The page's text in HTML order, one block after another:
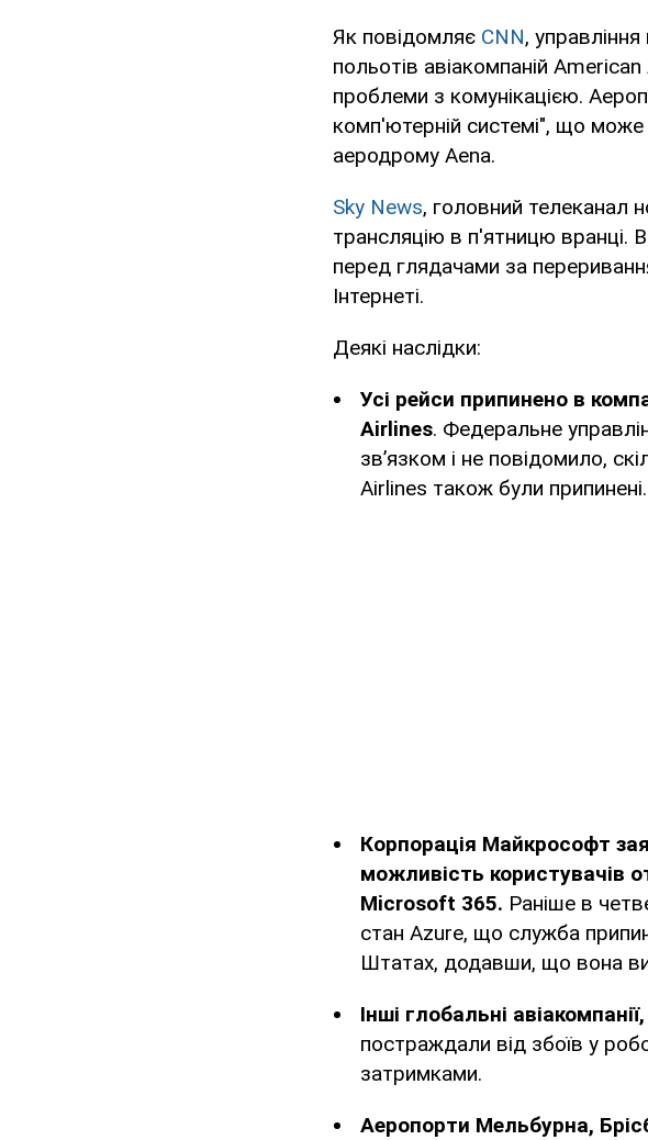
Як повідомляє CNN,
польотів авіакомпаній
проблеми з комунікацією.
комп'ютерній системі", що
аеродрому Aena.
Sky News, головний телеканал
трансляцію в п'ятницю вранці.
перед глядачами за
Інтернеті.
Деякі наслідки:
Усі рейси припинено в
Airlines. Федеральне
зв’язком і не повідомило,
Airlines також були припинені.
Корпорація Майкрософт
можливість користувачів
Microsoft 365. Раніше в
стан Azure, що служба
Штатах, додавши, що вона
Інші глобальні
постраждали від збоїв у
затримками.
Аеропорти Мельбурна,